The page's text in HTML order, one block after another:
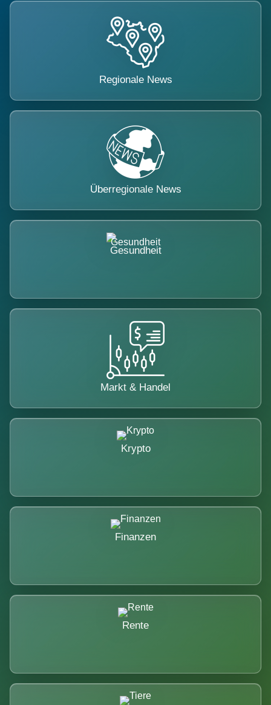
Regionale News
Überregionale News
Gesundheit
Markt & Handel
Krypto
Finanzen
Rente